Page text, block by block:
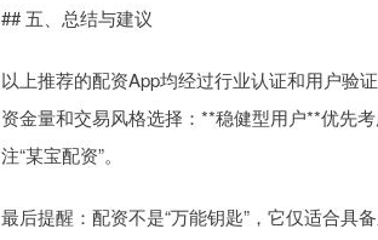
## 五、总结与建议
以上推荐的配资App均经过行业认证和用户验
资金量和交易风格选择：**稳健型用户**优先
注“某宝配资”。
最后提醒：配资不是“万能钥匙”，它仅适合具